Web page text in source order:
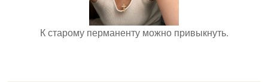
К старому перманенту можно привыкнуть.